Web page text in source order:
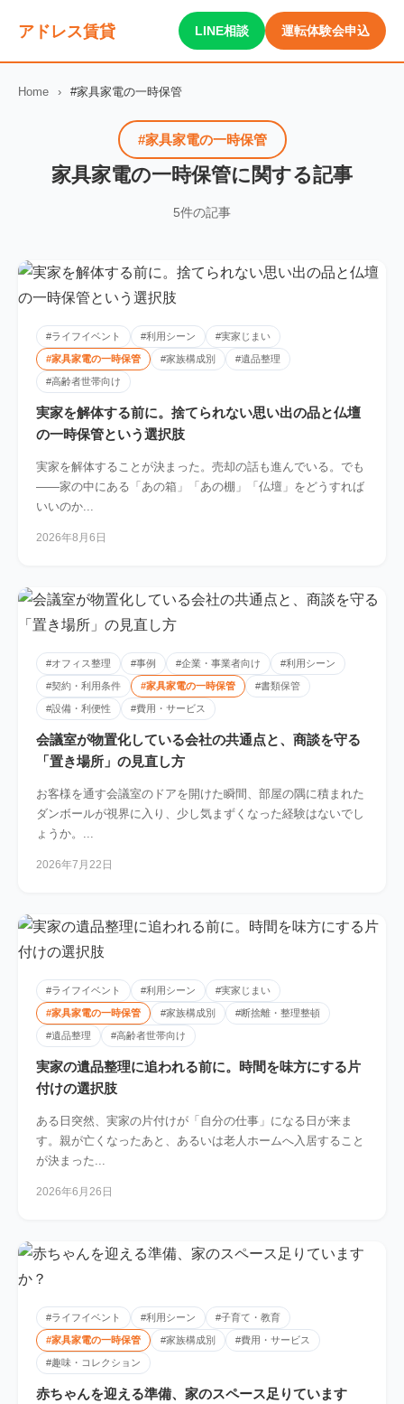
アドレス賃貸 LINE相談 運転体験会申込
Home › #家具家電の一時保管
#家具家電の一時保管
家具家電の一時保管に関する記事
5件の記事
#ライフイベント #利用シーン #実家じまい
#家具家電の一時保管 #家族構成別 #遺品整理
#高齢者世帯向け
実家を解体する前に。捨てられない思い出の品と仏壇
の一時保管という選択肢
実家を解体することが決まった。売却の話も進んでいる。でも
――家の中にある「あの箱」「あの棚」「仏壇」をどうすれば
いいのか...
2026年8月6日
#オフィス整理 #事例 #企業・事業者向け #利用シーン
#契約・利用条件 #家具家電の一時保管 #書類保管
#設備・利便性 #費用・サービス
会議室が物置化している会社の共通点と、商談を守る
「置き場所」の見直し方
お客様を通す会議室のドアを開けた瞬間、部屋の隅に積まれた
ダンボールが視界に入り、少し気まずくなった経験はないでし
ょうか。...
2026年7月22日
#ライフイベント #利用シーン #実家じまい
#家具家電の一時保管 #家族構成別 #断捨離・整理整頓
#遺品整理 #高齢者世帯向け
実家の遺品整理に追われる前に。時間を味方にする片
付けの選択肢
ある日突然、実家の片付けが「自分の仕事」になる日が来ま
す。親が亡くなったあと、あるいは老人ホームへ入居すること
が決まった...
2026年6月26日
#ライフイベント #利用シーン #子育て・教育
#家具家電の一時保管 #家族構成別 #費用・サービス
#趣味・コレクション
赤ちゃんを迎える準備、家のスペース足りています